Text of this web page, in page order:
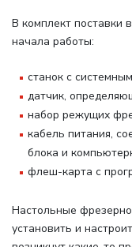
В комплект поставки
начала работы:
станок с
датчик,
набор режущих
кабель питания,
блока и
флеш-карта с
Настольные
установить и